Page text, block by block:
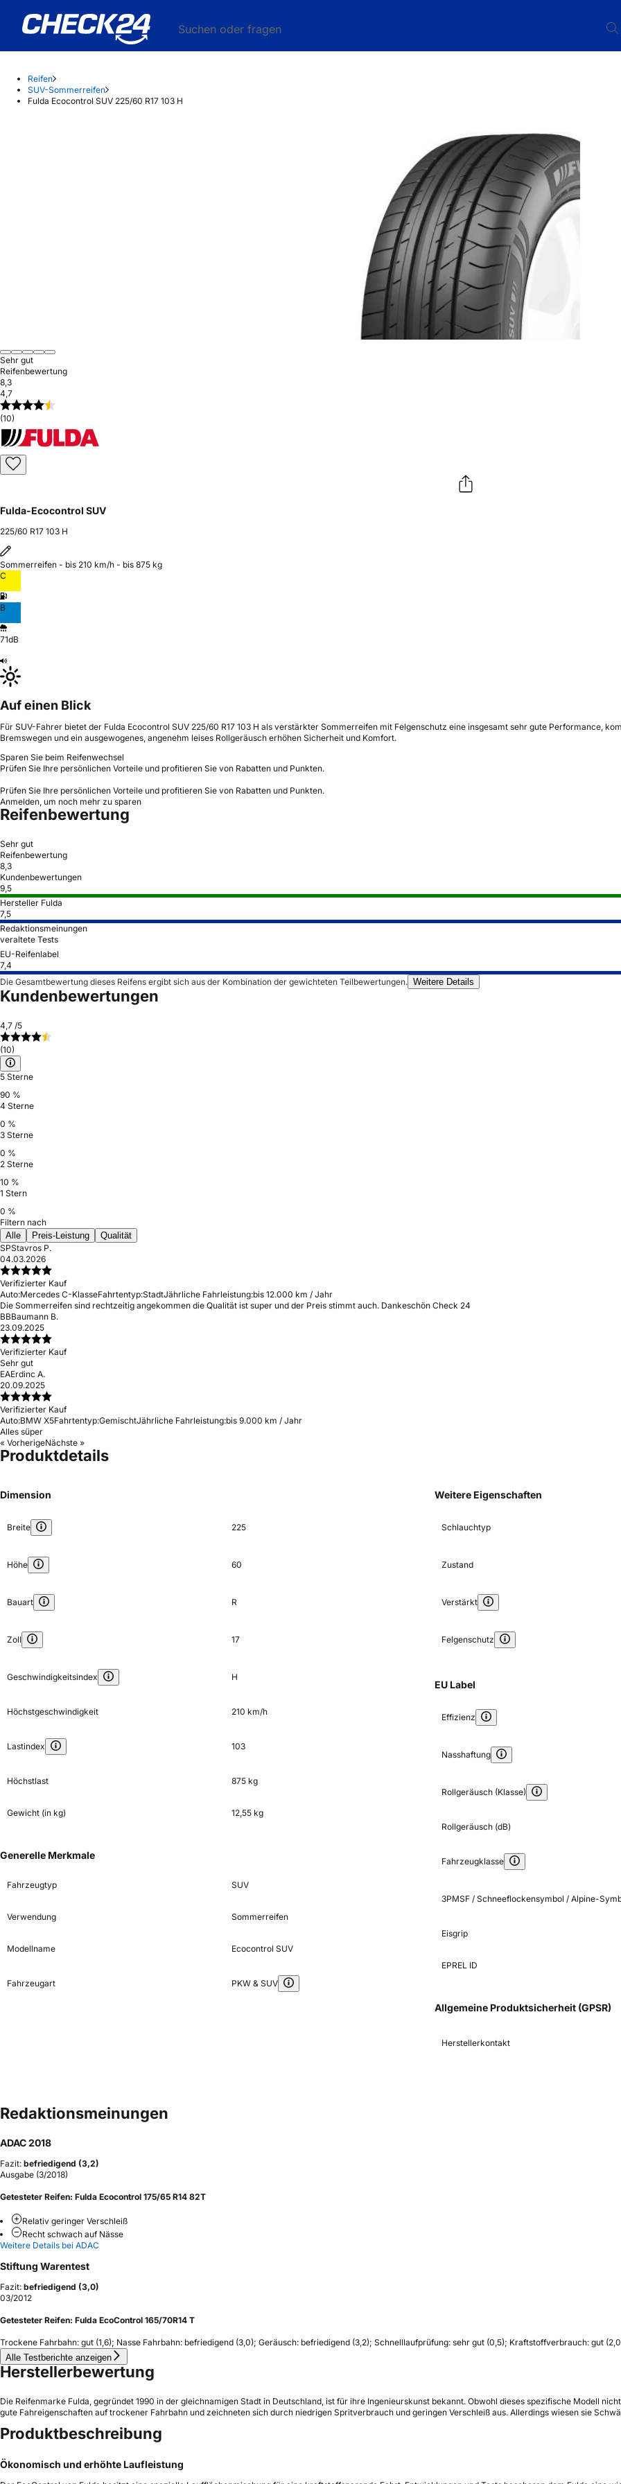
Suchen oder fragen
Reifen
SUV-Sommerreifen
Fulda Ecocontrol SUV 225/60 R17 103 H
Sehr gut
Reifenbewertung
8,3
4,7
(10)
Fulda-Ecocontrol SUV
225/60 R17 103 H
Sommerreifen - bis 210 km/h - bis 875 kg
C
B
71dB
Auf einen Blick
Für SUV-Fahrer bietet der Fulda Ecocontrol SUV 225/60 R17 103 H als verstärkter Sommerreifen mit Felgenschutz eine insgesamt sehr gute Performance,
Bremswegen und ein ausgewogenes, angenehm leises Rollgeräusch erhöhen Sicherheit und Komfort.
Sparen Sie beim Reifenwechsel
Prüfen Sie Ihre persönlichen Vorteile und profitieren Sie von Rabatten und Punkten.
Prüfen Sie Ihre persönlichen Vorteile und profitieren Sie von Rabatten und Punkten.
Anmelden, um noch mehr zu sparen
Reifenbewertung
Sehr gut
Reifenbewertung
8,3
Kundenbewertungen
9,5
Hersteller Fulda
7,5
Redaktionsmeinungen
veraltete Tests
EU-Reifenlabel
7,4
Die Gesamtbewertung dieses Reifens ergibt sich aus der Kombination der gewichteten Teilbewertungen. Weitere Details
Kundenbewertungen
4,7 /5
(10)
5 Sterne
90 %
4 Sterne
0 %
3 Sterne
0 %
2 Sterne
10 %
1 Stern
0 %
Filtern nach
Alle
Preis-Leistung
Qualität
SPStavros P.
04.03.2026
Verifizierter Kauf
Auto:Mercedes C-KlasseFahrtentyp:StadtJährliche Fahrleistung:bis 12.000 km / Jahr
Die Sommerreifen sind rechtzeitig angekommen die Qualität ist super und der Preis stimmt auch. Dankeschön Check 24
BBBaumann B.
23.09.2025
Verifizierter Kauf
Sehr gut
EAErdinc A.
20.09.2025
Verifizierter Kauf
Auto:BMW X5Fahrtentyp:GemischtJährliche Fahrleistung:bis 9.000 km / Jahr
Alles süper
« VorherigeNächste »
Produktdetails
Dimension
Breite 225
Höhe 60
Bauart R
Zoll 17
Geschwindigkeitsindex H
Höchstgeschwindigkeit 210 km/h
Lastindex 103
Höchstlast 875 kg
Gewicht (in kg) 12,55 kg
Generelle Merkmale
Fahrzeugtyp SUV
Verwendung Sommerreifen
Modellname Ecocontrol SUV
Fahrzeugart PKW & SUV
Weitere Eigenschaften
Schlauchtyp
Zustand
Verstärkt
Felgenschutz
EU Label
Effizienz
Nasshaftung
Rollgeräusch (Klasse)
Rollgeräusch (dB)
Fahrzeugklasse
3PMSF / Schneeflockensymbol / Alpine-
Eisgrip
EPREL ID
Allgemeine Produktsicherheit (GPSR)
Herstellerkontakt
Redaktionsmeinungen
ADAC 2018
Fazit: befriedigend (3,2)
Ausgabe (3/2018)
Getesteter Reifen: Fulda Ecocontrol 175/65 R14 82T
Relativ geringer Verschleiß
Recht schwach auf Nässe
Weitere Details bei ADAC
Stiftung Warentest
Fazit: befriedigend (3,0)
03/2012
Getesteter Reifen: Fulda EcoControl 165/70R14 T
Tro­ckene Fahr­bahn: gut (1,6); Nasse Fahr­bahn: befriedigend (3,0); Geräusch: befriedigend (3,2); Schnell­lauf­prüfung: sehr gut (0,5); Kraft­stoff­ver­brauch: gut
Alle Testberichte anzeigen
Herstellerbewertung
Die Reifenmarke Fulda, gegründet 1990 in der gleichnamigen Stadt in Deutschland, ist für ihre Ingenieurskunst bekannt. Obwohl dieses spezifische Modell
gute Fahreigenschaften auf trockener Fahrbahn und zeichneten sich durch niedrigen Spritverbrauch und geringen Verschleiß aus. Allerdings wiesen sie
Produktbeschreibung
Ökonomisch und erhöhte Laufleistung